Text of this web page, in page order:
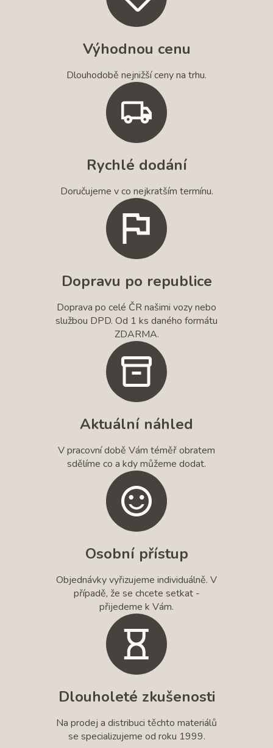
Výhodnou cenu
Dlouhodobě nejnižší ceny na trhu.
Rychlé dodání
Doručujeme v co nejkratším termínu.
Dopravu po republice
Doprava po celé ČR našimi vozy nebo
službou DPD. Od 1 ks daného formátu
ZDARMA.
Aktuální náhled
V pracovní době Vám téměř obratem
sdělíme co a kdy můžeme dodat.
Osobní přístup
Objednávky vyřizujeme individuálně. V
případě, že se chcete setkat -
přijedeme k Vám.
Dlouholeté zkušenosti
Na prodej a distribuci těchto materiálů
se specializujeme od roku 1999.